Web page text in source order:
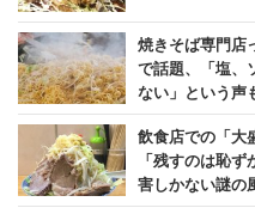
焼きそば専門
で話題、「塩、
ない」という声
飲食店での「大
「残すのは恥
害しかない謎の